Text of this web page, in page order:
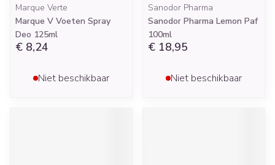
Marque Verte
Marque V Voeten Spray
Deo 125ml
€ 8,24
Niet beschikbaar
Sanodor Pharma
Sanodor Pharma Lemon Paf
100ml
€ 18,95
Niet beschikbaar